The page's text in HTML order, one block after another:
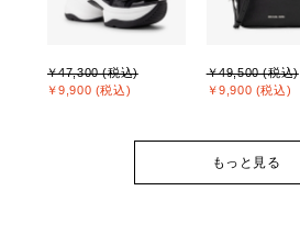
￥47,300 (税込)
￥9,900 (税込)
￥49,500 (税込)
￥9,900 (税込)
もっと見る